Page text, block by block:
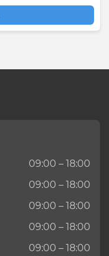
09:00 – 18:00
09:00 – 18:00
09:00 – 18:00
09:00 – 18:00
09:00 – 18:00